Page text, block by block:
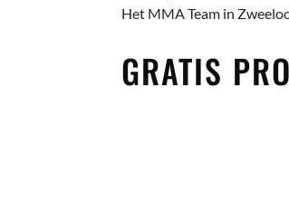
Het MMA Team in
GRATIS